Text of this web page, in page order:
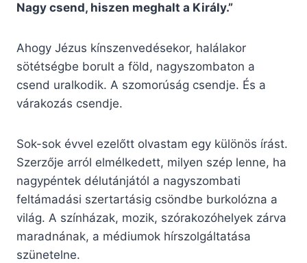
Nagy csend, hiszen meghalt a Király.”
Ahogy Jézus kínszenvedésekor, halálakor
sötétségbe borult a föld, nagyszombaton a
csend uralkodik. A szomorúság csendje. És a
várakozás csendje.
Sok-sok évvel ezelőtt olvastam egy különös írást.
Szerzője arról elmélkedett, milyen szép lenne, ha
nagypéntek délutánjától a nagyszombati
feltámadási szertartásig csöndbe burkolózna a
világ. A színházak, mozik, szórakozóhelyek zárva
maradnának, a médiumok hírszolgáltatása
szünetelne.